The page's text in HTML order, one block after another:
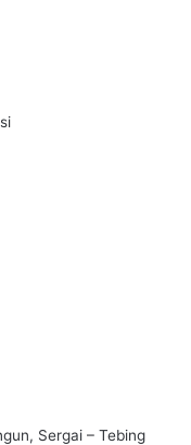
Sergai – Tebing